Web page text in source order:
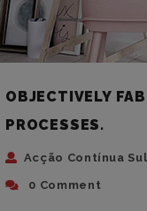
OBJECTIVELY
PROCESSES.
Acção Contínua Sul
0 Comment